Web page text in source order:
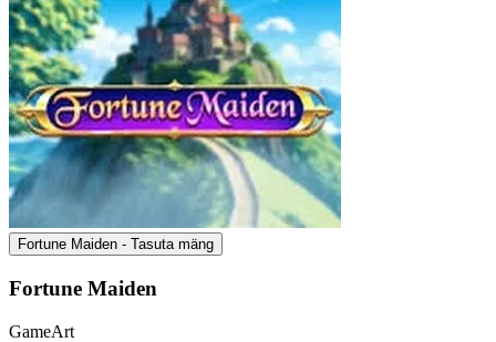
Fortune Maiden - Tasuta mäng
Fortune Maiden
GameArt